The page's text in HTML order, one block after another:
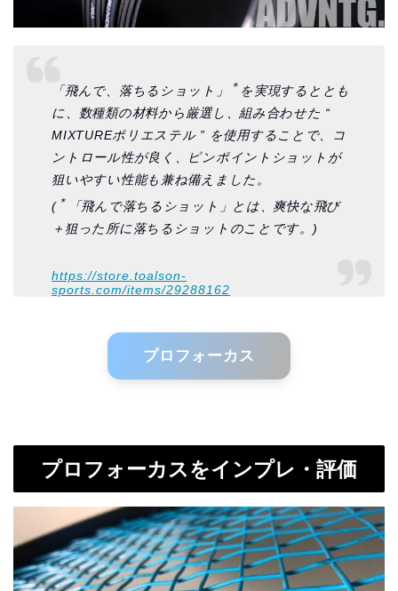
「飛んで、落ちるショット」 ＊ を実現するととも
に、数種類の材料から厳選し、組み合わせた “
MIXTUREポリエステル ” を使用することで、コ
ントロール性が良く、ピンポイントショットが
狙いやすい性能も兼ね備えました。
(＊
「飛んで落ちるショット」とは、爽快な飛び
＋狙った所に落ちるショットのことです。)
https://store.toalson-
sports.com/items/29288162
プロフォーカス
プロフォーカスをインプレ・評価